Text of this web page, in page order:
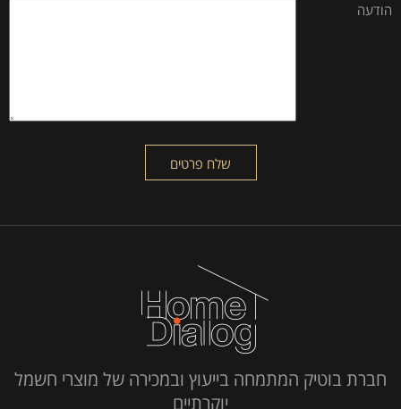
הודעה
חברת בוטיק המתמחה בייעוץ ובמכירה של מוצרי חשמל
יוקרתיים